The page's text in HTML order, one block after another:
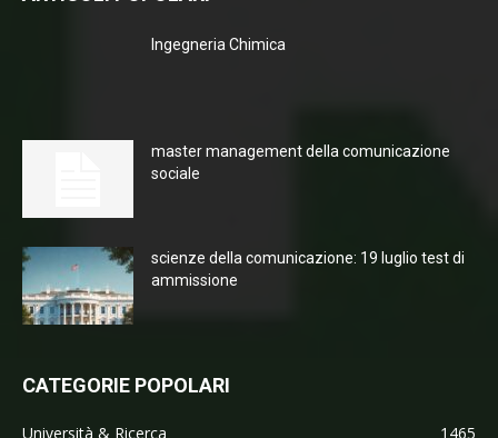
Ingegneria Chimica
master management della comunicazione
sociale
scienze della comunicazione: 19 luglio test di
ammissione
CATEGORIE POPOLARI
Università & Ricerca
1465